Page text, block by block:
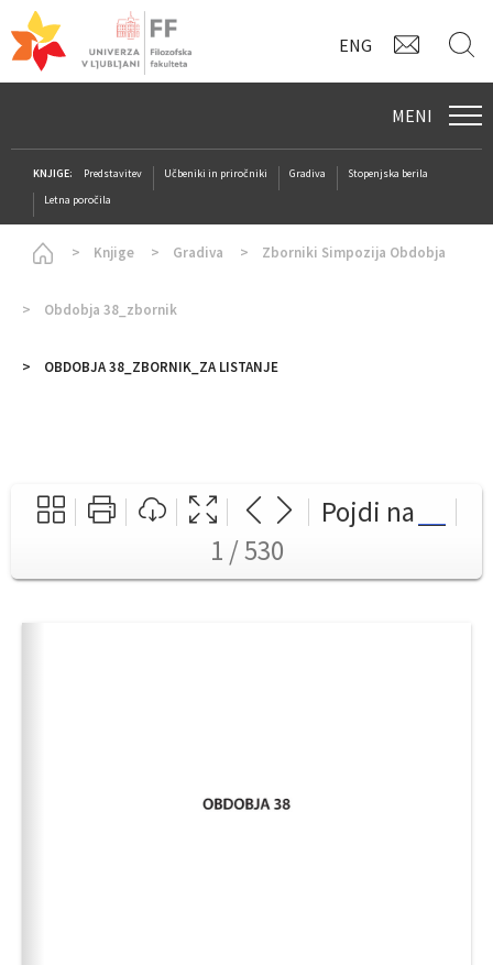
ENG
MENI
KNJIGE: Predstavitev Učbeniki in priročniki Gradiva
Stopenjska berila
Letna poročila
Homepage
Knjige Gradiva Zborniki Simpozija Obdobja
Obdobja 38_zbornik
OBDOBJA 38_ZBORNIK_ZA LISTANJE
Pojdi na
1 / 530